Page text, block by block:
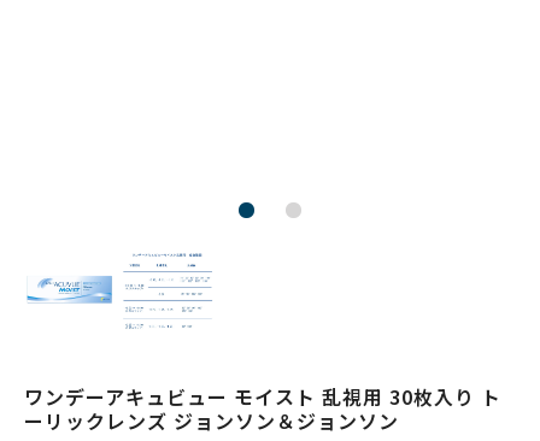
ワンデーアキュビュー モイスト 乱視用 30枚入り ト
ーリックレンズ ジョンソン＆ジョンソン